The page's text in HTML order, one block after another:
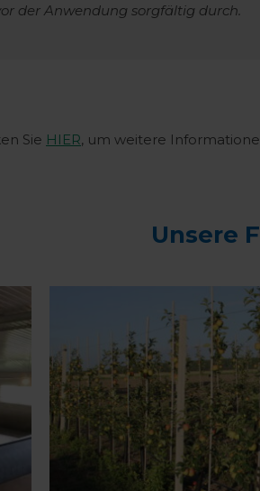
der Anwendung sorgfältig durch.
Sie HIER, um weitere
Unsere